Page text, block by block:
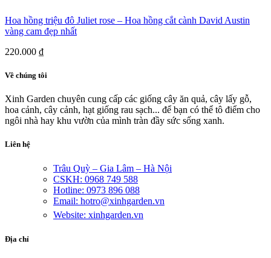
Hoa hồng triệu đô Juliet rose – Hoa hồng cắt cành David Austin
vàng cam đẹp nhất
220.000 ₫
Về chúng tôi
Xinh Garden chuyên cung cấp các giống cây ăn quả, cây lấy gỗ,
hoa cảnh, cây cảnh, hạt giống rau sạch... để bạn có thể tô điểm cho
ngôi nhà hay khu vườn của mình tràn đầy sức sống xanh.
Liên hệ
Trâu Quỳ – Gia Lâm – Hà Nội
CSKH: 0968 749 588
Hotline: 0973 896 088
Email: hotro@xinhgarden.vn
Website: xinhgarden.vn
Địa chỉ